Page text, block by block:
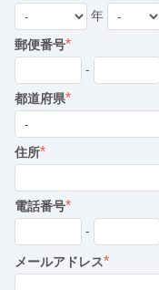
年
郵便番号*
-
都道府県*
住所*
電話番号*
-
メールアドレス*